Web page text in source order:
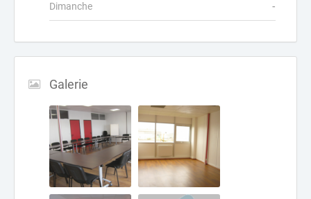
Dimanche -
Galerie